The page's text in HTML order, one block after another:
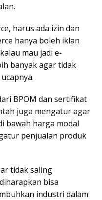
harus ada izin dan
hanya boleh iklan
mau jadi e-
banyak agar tidak
BPOM dan sertifikat
juga mengatur agar
bawah harga modal
penjualan produk
tidak saling
bisa
industri dalam